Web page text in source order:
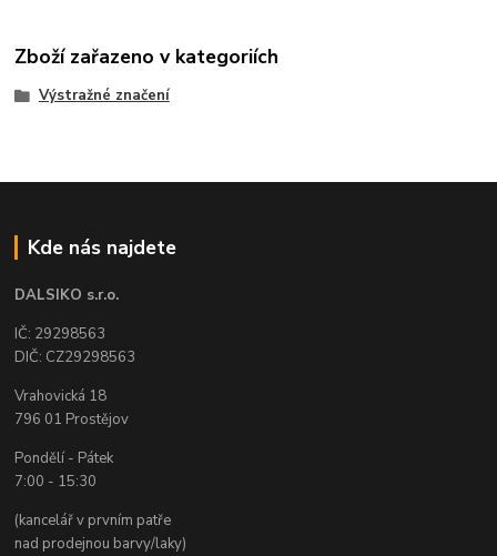
Zboží zařazeno v kategoriích
Výstražné značení
Kde nás najdete
DALSIKO s.r.o.
IČ: 29298563
DIČ: CZ29298563
Vrahovická 18
796 01 Prostějov
Pondělí - Pátek
7:00 - 15:30
(kancelář v prvním patře
nad prodejnou barvy/laky)